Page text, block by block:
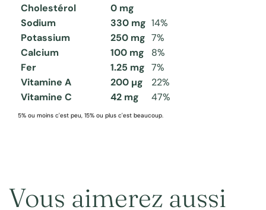
Cholestérol
0 mg
Sodium
330 mg 14%
Potassium
250 mg 7%
Calcium
100 mg
8%
Fer
1.25 mg 7%
Vitamine A
200 µg
22%
Vitamine C
42 mg 47%
5% ou moins c'est peu, 15% ou plus c'est beaucoup.
Vous aimerez aussi